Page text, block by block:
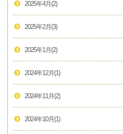
2025年4月 (2)
2025年2月 (3)
2025年1月 (2)
2024年12月 (1)
2024年11月 (2)
2024年10月 (1)